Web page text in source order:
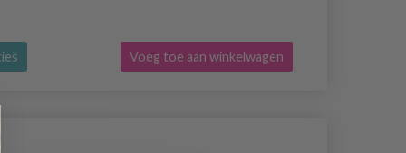
Voeg toe aan winkelwagen